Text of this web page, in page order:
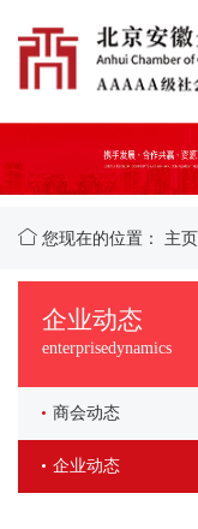
您现在的位置： 主页
企业动态
enterprisedynamics
商会动态
企业动态